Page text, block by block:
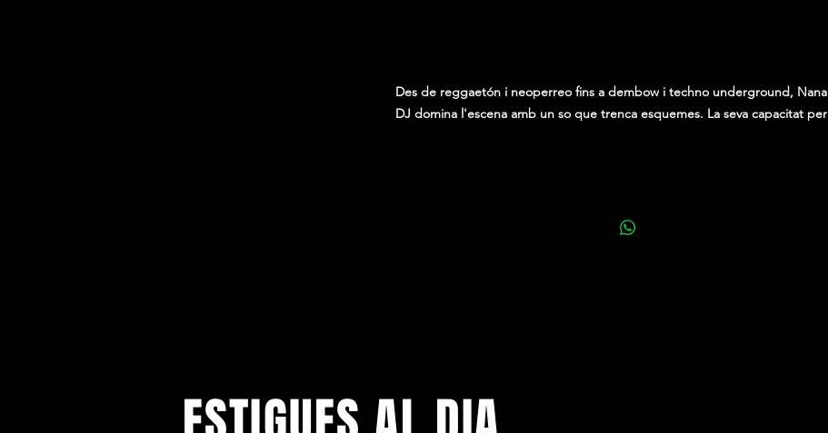
Des de reggaetón i neoperreo fins a dembow i techno underground, Nana
DJ domina l'escena amb un so que trenca esquemes. La seva capacitat per